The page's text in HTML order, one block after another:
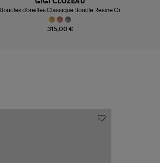
315,00 €
GIGI CLOZEAU
Boucles d'oreilles Classique Boucle Résine Or